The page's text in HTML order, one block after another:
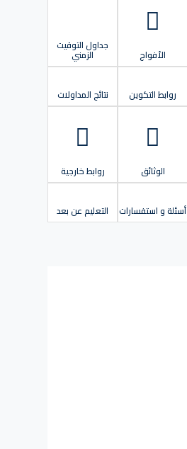
الأفواج
جداول التوقيت
الزمني
روابط التكوين نتائج المداولات
الوثائق روابط خارجية
أسئلة و استفسارات التعليم عن بعد